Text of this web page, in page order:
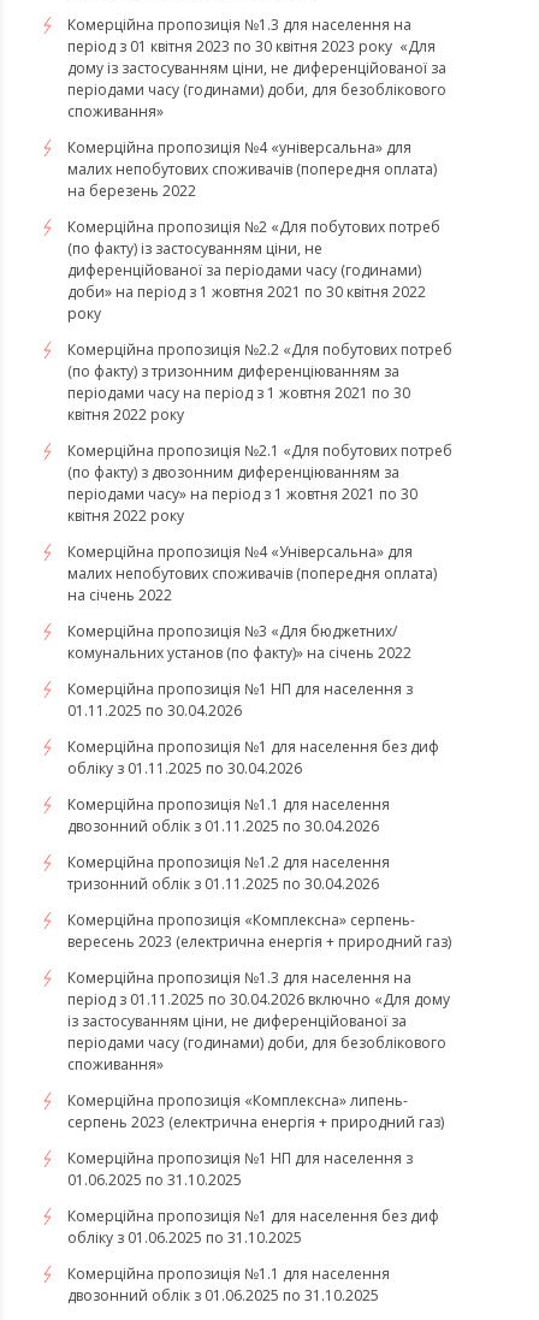
​​​​​​​Комерційна пропозиція №1.3 для населення на
період з 01 квітня 2023 по 30 квітня 2023 року «Для
дому із застосуванням ціни, не диференційованої за
періодами часу (годинами) доби, для безоблікового
споживання»
​​​​​​​Комерційна пропозиція №4 «універсальна» для
малих непобутових споживачів (попередня оплата)
на березень 2022
Комерційна пропозиція №2 «Для побутових потреб
(по факту) із застосуванням ціни, не
диференційованої за періодами часу (годинами)
доби» на період з 1 жовтня 2021 по 30 квітня 2022
року
Комерційна пропозиція №2.2 «Для побутових потреб
(по факту) з тризонним диференціюванням за
періодами часу на період з 1 жовтня 2021 по 30
квітня 2022 року
Комерційна пропозиція №2.1 «Для побутових потреб
(по факту) з двозонним диференціюванням за
періодами часу» на період з 1 жовтня 2021 по 30
квітня 2022 року
Комерційна пропозиція №4 «Універсальна» для
малих непобутових споживачів (попередня оплата)
на січень 2022
Комерційна пропозиція №3 «Для бюджетних/
комунальних установ (по факту)» на січень 2022
Комерційна пропозиція №1 НП для населення з
01.11.2025 по 30.04.2026
Комерційна пропозиція №1 для населення без диф
обліку з 01.11.2025 по 30.04.2026
Комерційна пропозиція №1.1 для населення
двозонний облік з 01.11.2025 по 30.04.2026
Комерційна пропозиція №1.2 для населення
тризонний облік з 01.11.2025 по 30.04.2026
​​​​​​​Комерційна пропозиція «Комплексна» серпень-
вересень 2023 (електрична енергія + природний газ)
Комерційна пропозиція №1.3 для населення на
період з 01.11.2025 по 30.04.2026 включно «Для дому
із застосуванням ціни, не диференційованої за
періодами часу (годинами) доби, для безоблікового
споживання»
​​​​​​​Комерційна пропозиція «Комплексна» липень-
серпень 2023 (електрична енергія + природний газ)
Комерційна пропозиція №1 НП для населення з
01.06.2025 по 31.10.2025
Комерційна пропозиція №1 для населення без диф
обліку з 01.06.2025 по 31.10.2025
Комерційна пропозиція №1.1 для населення
двозонний облік з 01.06.2025 по 31.10.2025